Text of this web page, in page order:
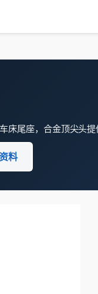
床尾座，合金顶尖头
料